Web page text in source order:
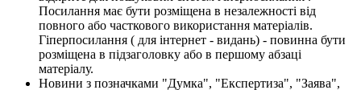
Посилання має бути розміщена в незалежності від
повного або часткового використання матеріалів.
Гіперпосилання ( для інтернет - видань) - повинна бути
розміщена в підзаголовку або в першому абзаці
матеріалу.
Новини з позначками "Думка", "Експертиза", "Заява",